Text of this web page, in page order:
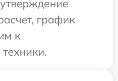
график
к